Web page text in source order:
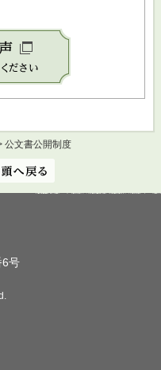
公文書公開制度
号